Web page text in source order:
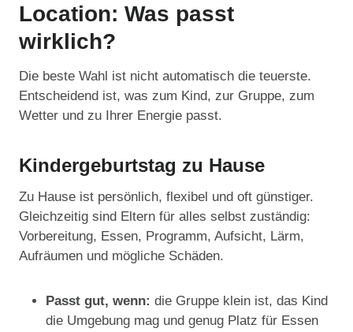
Location: Was passt
wirklich?
Die beste Wahl ist nicht automatisch die teuerste.
Entscheidend ist, was zum Kind, zur Gruppe, zum
Wetter und zu Ihrer Energie passt.
Kindergeburtstag zu Hause
Zu Hause ist persönlich, flexibel und oft günstiger.
Gleichzeitig sind Eltern für alles selbst zuständig:
Vorbereitung, Essen, Programm, Aufsicht, Lärm,
Aufräumen und mögliche Schäden.
Passt gut, wenn: die Gruppe klein ist, das Kind
die Umgebung mag und genug Platz für Essen